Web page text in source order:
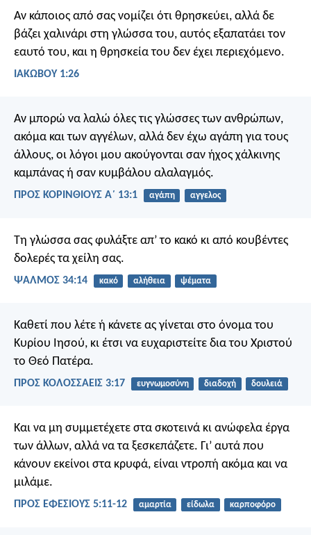
Αν κάποιος από σας νομίζει ότι θρησκεύει, αλλά δε
βάζει χαλινάρι στη γλώσσα του, αυτός εξαπατάει τον
εαυτό του, και η θρησκεία του δεν έχει περιεχόμενο.
ΙΑΚΩΒΟΥ 1:26
Αν μπορώ να λαλώ όλες τις γλώσσες των ανθρώπων,
ακόμα και των αγγέλων, αλλά δεν έχω αγάπη για τους
άλλους, οι λόγοι μου ακούγονται σαν ήχος χάλκινης
καμπάνας ή σαν κυμβάλου αλαλαγμός.
ΠΡΟΣ ΚΟΡΙΝΘΙΟΥΣ Α΄ 13:1 αγάπη αγγελος
Τη γλώσσα σας φυλάξτε απ’ το κακό κι από κουβέντες
δολερέςτα χείλη σας.
ΨΑΛΜΌΣ 34:14 κακό αλήθεια ψέματα
Καθετί που λέτε ή κάνετε ας γίνεται στο όνομα του
Κυρίου Ιησού, κι έτσι να ευχαριστείτε δια του Χριστού
το Θεό Πατέρα.
ΠΡΟΣ ΚΟΛΟΣΣΑΕΙΣ 3:17 ευγνωμοσύνη διαδοχή δουλειά
Και να μη συμμετέχετε στα σκοτεινά κι ανώφελα έργα
των άλλων, αλλά να τα ξεσκεπάζετε. Γι’ αυτά που
κάνουν εκείνοι στα κρυφά, είναι ντροπή ακόμα και να
μιλάμε.
ΠΡΟΣ ΕΦΕΣΙΟΥΣ 5:11-12 αμαρτία είδωλα καρποφόρο